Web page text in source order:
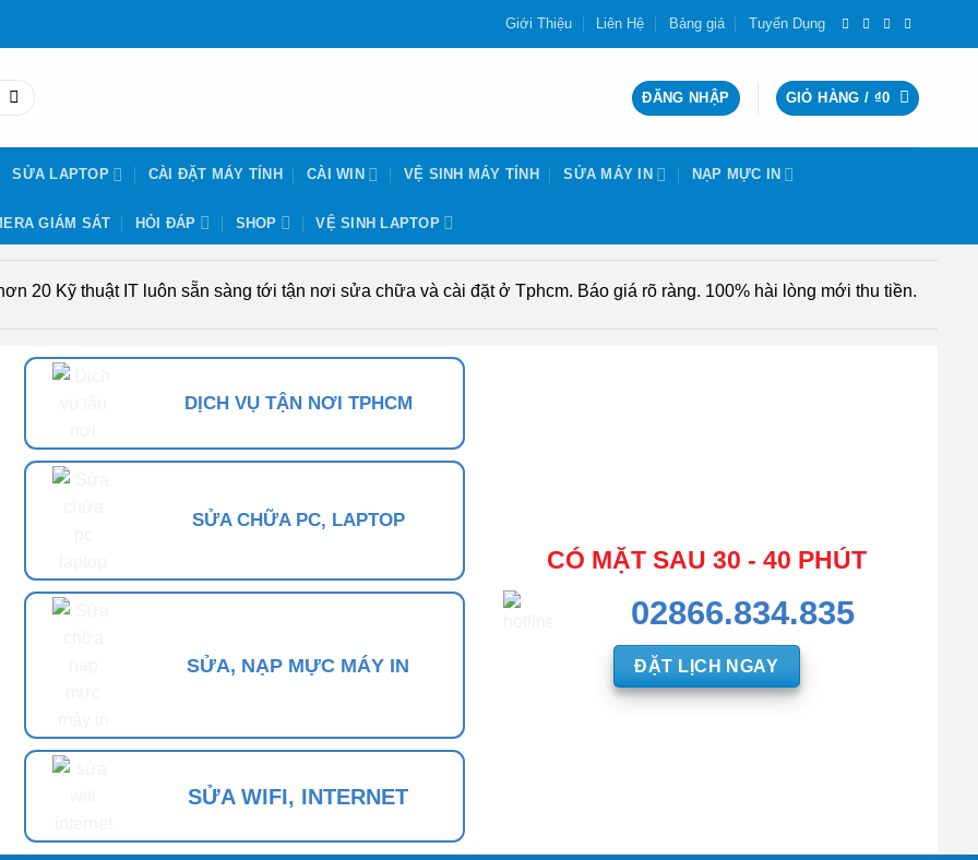
Giới Thiệu Liên Hệ Bảng giá Tuyển Dụng
ĐĂNG NHẬP GIỎ HÀNG / ₫0
SỬA LAPTOP CÀI ĐẶT MÁY TÍNH CÀI WIN VỆ SINH MÁY TÍNH SỬA MÁY IN NẠP MỰC IN
GIÁM SÁT HỎI ĐÁP SHOP VỆ SINH LAPTOP
20 Kỹ thuật IT luôn sẵn sàng tới tận nơi sửa chữa và cài đặt ở Tphcm. Báo giá rõ ràng. 100% hài lòng mới thu tiền.
DỊCH VỤ TẬN NƠI TPHCM
SỬA CHỮA PC, LAPTOP
SỬA, NẠP MỰC MÁY IN
SỬA WIFI, INTERNET
CÓ MẶT SAU 30 - 40 PHÚT
02866.834.835
ĐẶT LỊCH NGAY